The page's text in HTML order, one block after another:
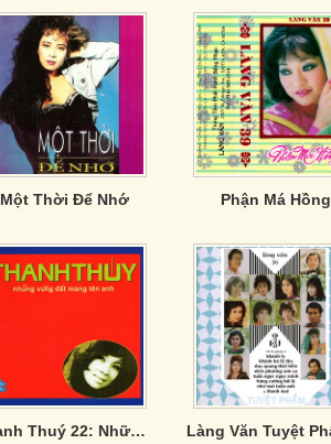
Một Thời Để Nhớ Phận Má Hồng
Thanh Thuý 22: Những Vùng Đất Mang Tên Anh